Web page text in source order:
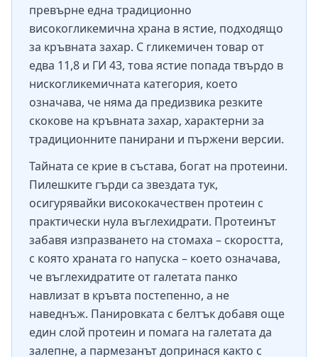
превърне една традиционно
високогликемична храна в ястие, подходящо
за кръвната захар. С гликемичен товар от
едва 11,8 и ГИ 43, това ястие попада твърдо в
нискогликемичната категория, което
означава, че няма да предизвика резките
скокове на кръвната захар, характерни за
традиционните панирани и пържени версии.
Тайната се крие в състава, богат на протеини.
Пилешките гърди са звездата тук,
осигурявайки висококачествен протеин с
практически нула въглехидрати. Протеинът
забавя изпразването на стомаха – скоростта,
с която храната го напуска – което означава,
че въглехидратите от галетата панко
навлизат в кръвта постепенно, а не
наведнъж. Панировката с белтък добавя още
един слой протеин и помага на галетата да
залепне, а пармезанът допринася както с